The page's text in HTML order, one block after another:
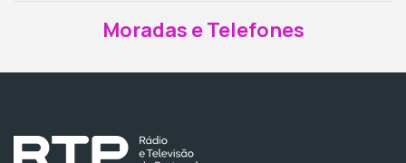
Moradas e Telefones